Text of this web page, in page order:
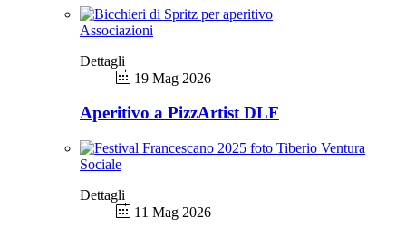
Associazioni
Dettagli
19 Mag 2026
Aperitivo a PizzArtist DLF
Sociale
Dettagli
11 Mag 2026